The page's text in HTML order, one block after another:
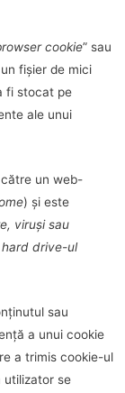
cookie” sau
fișier de mici
fi stocat pe
ale unui
un web-
) și este
viruși sau
drive-ul
sau
a unui cookie
a trimis cookie-ul
utilizator se